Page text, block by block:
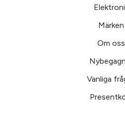
Märken
Om oss
Vanliga